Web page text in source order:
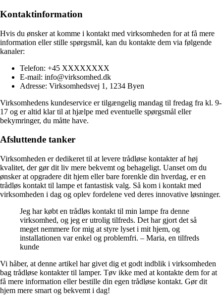
Kontaktinformation
Hvis du ønsker at komme i kontakt med virksomheden for at få mere
information eller stille spørgsmål, kan du kontakte dem via følgende
kanaler:
Telefon: +45 XXXXXXXX
E-mail: info@virksomhed.dk
Adresse: Virksomhedsvej 1, 1234 Byen
Virksomhedens kundeservice er tilgængelig mandag til fredag ​​fra kl. 9-
17 og er altid klar til at hjælpe med eventuelle spørgsmål eller
bekymringer, du måtte have.
Afsluttende tanker
Virksomheden er dedikeret til at levere trådløse kontakter af høj
kvalitet, der gør dit liv mere bekvemt og behageligt. Uanset om du
ønsker at opgradere dit hjem eller bare forenkle din hverdag, er en
trådløs kontakt til lampe et fantastisk valg. Så kom i kontakt med
virksomheden i dag og oplev fordelene ved deres innovative løsninger.
Jeg har købt en trådløs kontakt til min lampe fra denne
virksomhed, og jeg er utrolig tilfreds. Det har gjort det så
meget nemmere for mig at styre lyset i mit hjem, og
installationen var enkel og problemfri. – Maria, en tilfreds
kunde
Vi håber, at denne artikel har givet dig et godt indblik i virksomheden
bag trådløse kontakter til lamper. Tøv ikke med at kontakte dem for at
få mere information eller bestille din egen trådløse kontakt. Gør dit
hjem mere smart og bekvemt i dag!